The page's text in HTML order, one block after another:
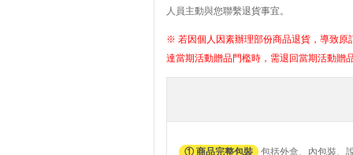
人員主動與您聯繫退貨事宜。
※ 若因個人因素辦理部份商品退貨，導致原
達當期活動贈品門檻時，需退回當期活動贈
① 商品完整包裝 包括外盒、內包裝、